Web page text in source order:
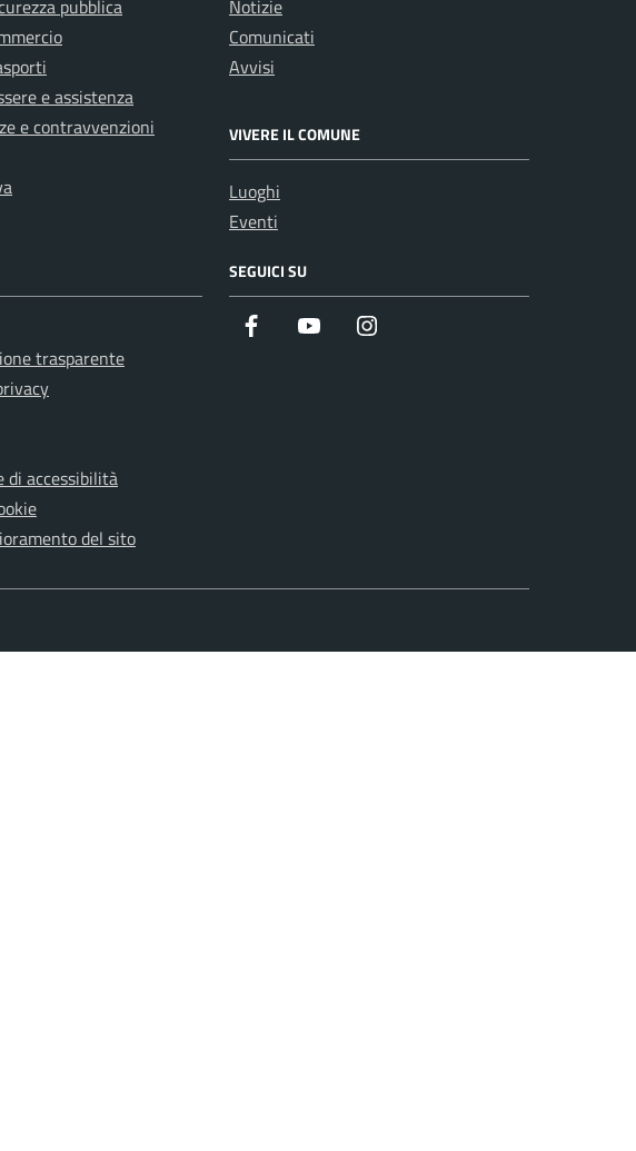
pubblica
e assistenza
e contravvenzioni
Notizie
Comunicati
Avvisi
VIVERE IL COMUNE
Luoghi
Eventi
trasparente
di accessibilità
del sito
SEGUICI SU
Facebook Youtube